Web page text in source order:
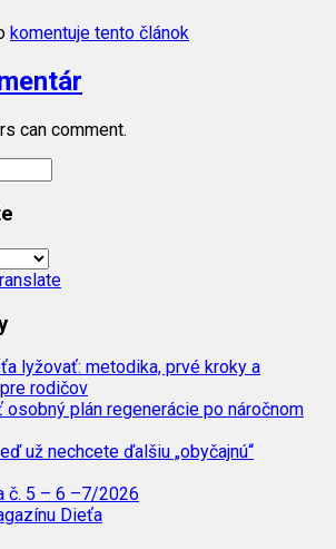
komentuje tento článok
can comment.
lyžovať: metodika, prvé kroky a
rodičov
plán regenerácie po náročnom
už nechcete ďalšiu „obyčajnú“
č. 5 – 6 –7/2026
Dieťa